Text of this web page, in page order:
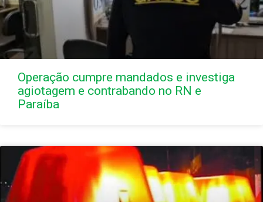
Operação cumpre mandados e investiga
agiotagem e contrabando no RN e
Paraíba